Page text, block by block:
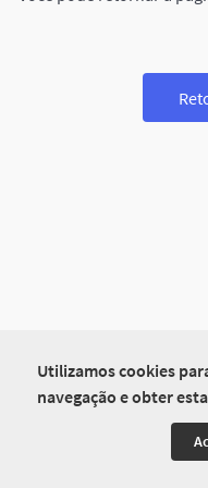
Utilizamos cookies
navegação e obter